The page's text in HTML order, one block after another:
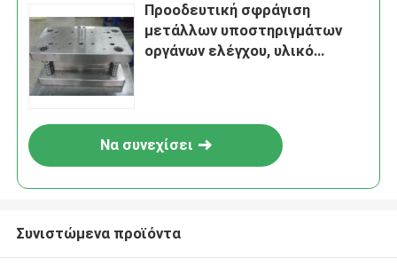
Προοδευτική σφράγιση
μετάλλων υποστηριγμάτων
οργάνων ελέγχου, υλικό
Να συνεχίσει
Συνιστώμενα προϊόντα